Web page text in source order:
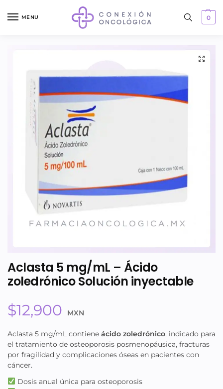
MENU 0
Aclasta 5 mg/mL – Ácido
zoledrónico Solución inyectable
$12,900 MXN
Aclasta 5 mg/mL contiene ácido zoledrónico, indicado para
el tratamiento de osteoporosis posmenopáusica, fracturas
por fragilidad y complicaciones óseas en pacientes con
cáncer.
Dosis anual única para osteoporosis